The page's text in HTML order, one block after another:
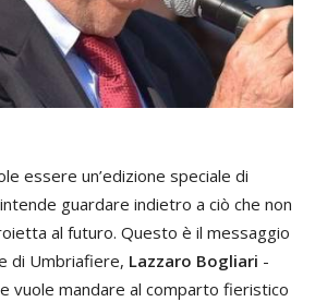
essere un’edizione speciale di
guardare indietro a ciò che non
al futuro. Questo è il messaggio
di Umbriafiere, Lazzaro Bogliari -
vuole mandare al comparto fieristico